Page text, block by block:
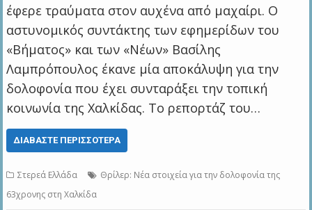
έφερε τραύματα στον αυχένα από μαχαίρι. Ο
αστυνομικός συντάκτης των εφημερίδων του
«Βήματος» και των «Νέων» Βασίλης
Λαμπρόπουλος έκανε μία αποκάλυψη για την
δολοφονία που έχει συνταράξει την τοπική
κοινωνία της Χαλκίδας. Το ρεπορτάζ του…
ΔΙΑΒΆΣΤΕ ΠΕΡΙΣΣΌΤΕΡΑ
Στερεά Ελλάδα
Θρίλερ: Νέα στοιχεία για την δολοφονία της
63χρονης στη Χαλκίδα